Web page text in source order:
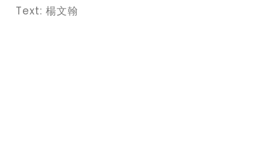
Text: 楊文翰